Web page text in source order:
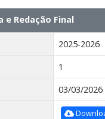
e Redação Final
2025-2026
1
03/03/2026